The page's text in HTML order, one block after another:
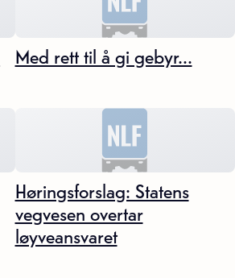
Med rett til å gi gebyr...
Høringsforslag: Statens
vegvesen overtar
løyveansvaret